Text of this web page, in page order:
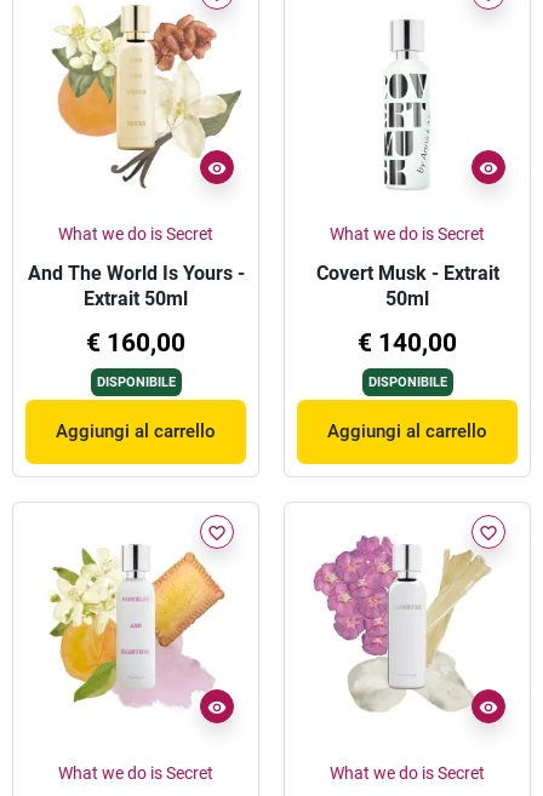
What we do is Secret
And The World Is Yours -
Extrait 50ml
€ 160,00
DISPONIBILE
Aggiungi al carrello
What we do is Secret
Covert Musk - Extrait
50ml
€ 140,00
DISPONIBILE
Aggiungi al carrello
favorite_border
What we do is Secret
favorite_border
What we do is Secret